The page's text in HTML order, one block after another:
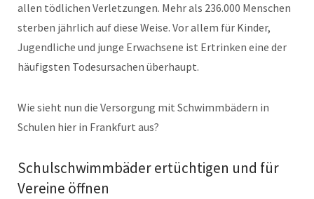
allen tödlichen Verletzungen. Mehr als 236.000 Menschen
sterben jährlich auf diese Weise. Vor allem für Kinder,
Jugendliche und junge Erwachsene ist Ertrinken eine der
häufigsten Todesursachen überhaupt.
Wie sieht nun die Versorgung mit Schwimmbädern in
Schulen hier in Frankfurt aus?
Schulschwimmbäder ertüchtigen und für
Vereine öffnen